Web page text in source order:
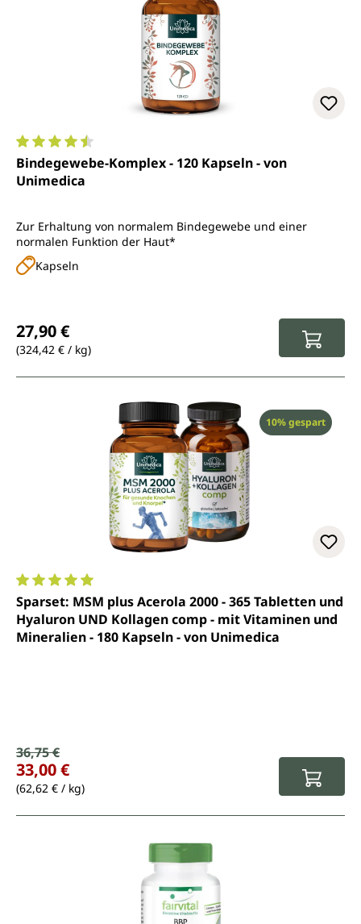
Durchschnittliche Bewertung von 4.4 von 5 Sternen
Bindegewebe-Komplex - 120 Kapseln - von
Unimedica
Zur Erhaltung von normalem Bindegewebe und einer
normalen Funktion der Haut*
Kapseln
27,90 €
(324,42 € / kg)
Rabatt
10% gespart
Durchschnittliche Bewertung von 5 von 5 Sternen
Sparset: MSM plus Acerola 2000 - 365 Tabletten und
Hyaluron UND Kollagen comp - mit Vitaminen und
Mineralien - 180 Kapseln - von Unimedica
Verkaufspreis:
Regulärer Preis:
36,75 €
33,00 €
(62,62 € / kg)